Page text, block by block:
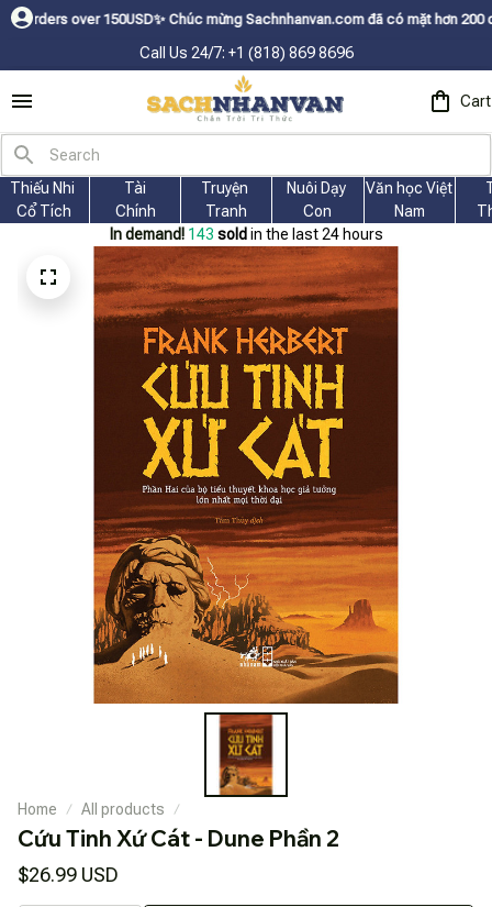
ㅤ✨ Chúc mừng Sachnhanvan.com đã có mặt hơn 200 quốc gia như Mỹ,
Call Us 24/7: +1 (818) 869 8696
Cart
Thiếu Nhi
Cổ Tích
Tài
Chính
Truyện
Tranh
Nuôi Dạy
Con
Văn học Việt
Nam
In demand! 144 sold in the last 24 hours
Home All products
Cứu Tinh Xứ Cát - Dune Phần 2
$26.99 USD